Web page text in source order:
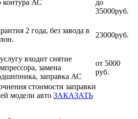
контура АС
до
35000руб.
2 года, без завода в
23000руб.
входит снятие
замена
заправка АС
от 5000
руб.
стоимости заправки
модели авто ЗАКАЗАТЬ